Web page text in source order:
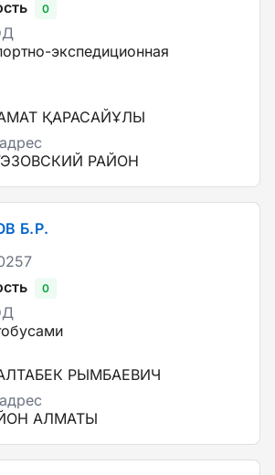
0
экспедиционная
ҚАРАСАЙҰЛЫ
РАЙОН
Б.Р.
0
РЫМБАЕВИЧ
АЛМАТЫ